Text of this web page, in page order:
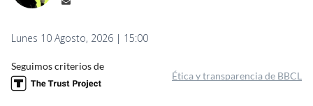
Lunes 10 Agosto, 2026 | 15:00
Seguimos criterios de
Ética y transparencia de BBCL